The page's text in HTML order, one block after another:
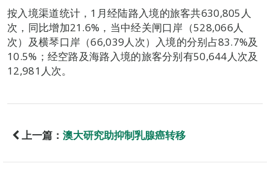
按入境渠道统计，1月经陆路入境的旅客共630,805人
次，同比增加21.6%，当中经关闸口岸（528,066人
次）及横琴口岸（66,039人次）入境的分别占83.7%及
10.5%；经空路及海路入境的旅客分别有50,644人次及
12,981人次。
上一篇： 澳大研究助抑制乳腺癌转移